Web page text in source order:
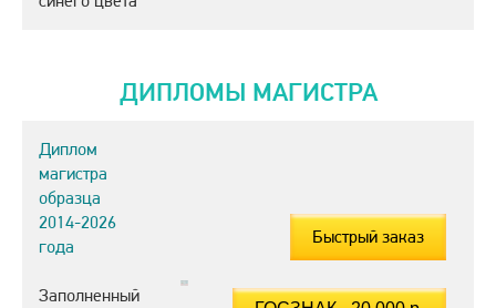
ДИПЛОМЫ МАГИСТРА
Диплом
магистра
образца
2014-2026
года
Заполненный
Быстрый заказ